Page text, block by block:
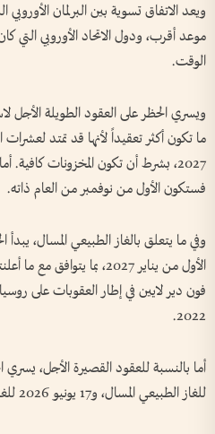
ويعد الاتفاق تسوية بين البرلمان
موعد أقرب، ودول الاتحاد الأوروبي
الوقت.
ويسري الحظر على العقود الطويلة الأجل
2027، بشرط أن تكون المخزونات كافية.
فستكون الأول من نوفمبر من العام ذاته.
وفي ما يتعلق بالغاز الطبيعي المسال،
الأول من يناير 2027، بما
فون دير لايين في إطار العقوبات على
2022.
للغاز الطبيعي المسال، و17 يونيو 2026 للغاز المستورد عبر الأنابيب.